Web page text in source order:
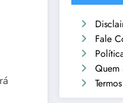
Fale
Quem